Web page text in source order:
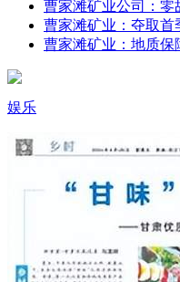
曹家滩矿业公司：零
曹家滩矿业：夺取首
曹家滩矿业：地质保
娱乐